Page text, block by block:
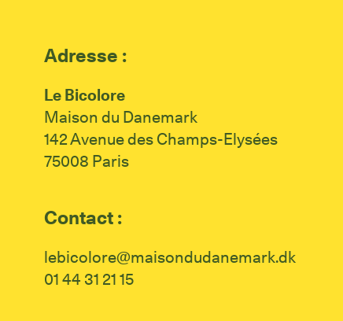
Adresse :
Le Bicolore
Maison du Danemark
142 Avenue des Champs-Elysées
75008 Paris
Contact :
lebicolore@maisondudanemark.dk
01 44 31 21 15